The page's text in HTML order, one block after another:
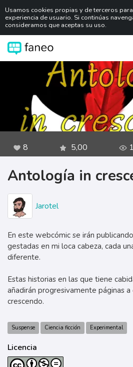
Usamos cookies propias y de terceros
experiencia de usuario. Si continúas
consideramos que aceptas su uso.
8 5,00
Antología in
Jarotel
En este webcómic se irán
gestadas en mi loca cabeza, cada
diferente.
Estas historias en las que tiene
añadirán progresivamente páginas
crescendo.
Suspense Ciencia ficción Experimental
Licencia